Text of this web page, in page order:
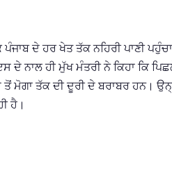
ਦੇ ਹਰ ਖੇਤ ਤੱਕ ਨਹਿਰੀ ਪਾਣੀ
ਨਾਲ ਹੀ ਮੁੱਖ ਮੰਤਰੀ ਨੇ ਕਿਹਾ ਕਿ
ਤੱਕ ਦੀ ਦੂਰੀ ਦੇ ਬਰਾਬਰ ਹਨ।
ਹੈ।